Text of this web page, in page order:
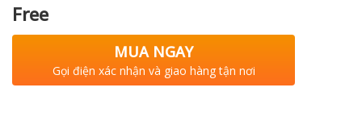
Free
MUA NGAY
Gọi điện xác nhận và giao hàng tận nơi